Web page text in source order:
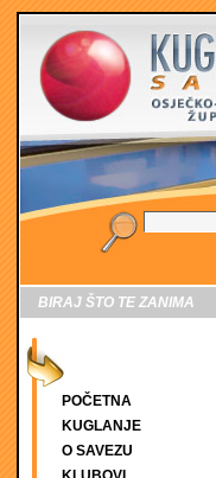
BIRAJ ŠTO TE ZANIMA
POČETNA
KUGLANJE
O SAVEZU